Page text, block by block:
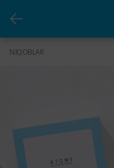
NIQOBLAR
Kunlik yuzni